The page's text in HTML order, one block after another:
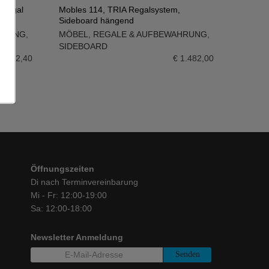
2.332,40
IN DEN WARENKORB
Mobles 114, TRIA Regalsystem,
Sideboard hängend
MÖBEL
REGALE & AUFBEWAHRUNG
SIDEBOARD
€ 1.482,00
Öffnungszeiten
Di nach Terminvereinbarung
Mi - Fr: 12:00-19:00
Sa: 12:00-18:00
Newsletter Anmeldung